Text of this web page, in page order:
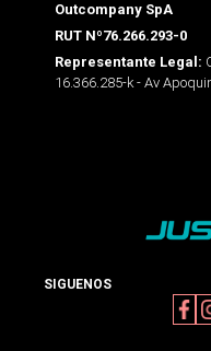
Outcompany SpA
RUT Nº76.266.293-0
Representante Legal:
16.366.285-k - Av
SIGUENOS